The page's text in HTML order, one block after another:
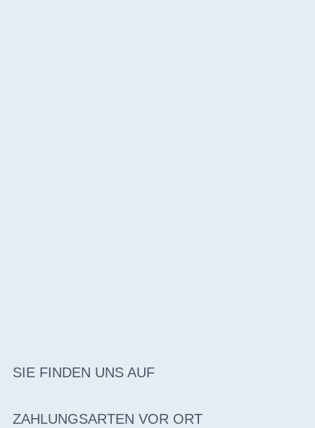
SIE FINDEN UNS AUF
ZAHLUNGSARTEN VOR ORT